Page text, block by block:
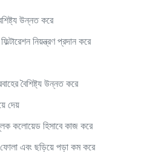
উন্নত করে
নিয়ন্ত্রণ প্রদান করে
বৈশিষ্ট্য উন্নত করে
দেয়
কলোয়েড হিসাবে কাজ করে
ফোলা এবং ছড়িয়ে পড়া কম করে